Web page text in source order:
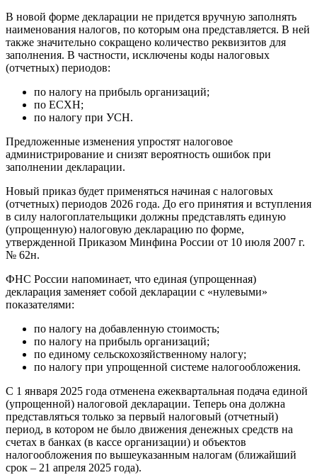
В новой форме декларации не придется вручную заполнять
наименования налогов, по которым она представляется. В ней
также значительно сокращено количество реквизитов для
заполнения. В частности, исключены коды налоговых
(отчетных) периодов:
по налогу на прибыль организаций;
по ЕСХН;
по налогу при УСН.
Предложенные изменения упростят налоговое
администрирование и снизят вероятность ошибок при
заполнении декларации.
Новый приказ будет применяться начиная с налоговых
(отчетных) периодов 2026 года. До его принятия и вступления
в силу налогоплательщики должны представлять единую
(упрощенную) налоговую декларацию по форме,
утвержденной Приказом Минфина России от 10 июля 2007 г.
№ 62н.
ФНС России напоминает, что единая (упрощенная)
декларация заменяет собой декларации с «нулевыми»
показателями:
по налогу на добавленную стоимость;
по налогу на прибыль организаций;
по единому сельскохозяйственному налогу;
по налогу при упрощенной системе налогообложения.
С 1 января 2025 года отменена ежеквартальная подача единой
(упрощенной) налоговой декларации. Теперь она должна
представляться только за первый налоговый (отчетный)
период, в котором не было движения денежных средств на
счетах в банках (в кассе организации) и объектов
налогообложения по вышеуказанным налогам (ближайший
срок – 21 апреля 2025 года).